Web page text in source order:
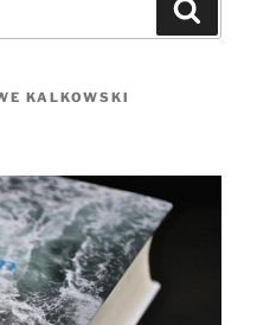
KALKOWSKI